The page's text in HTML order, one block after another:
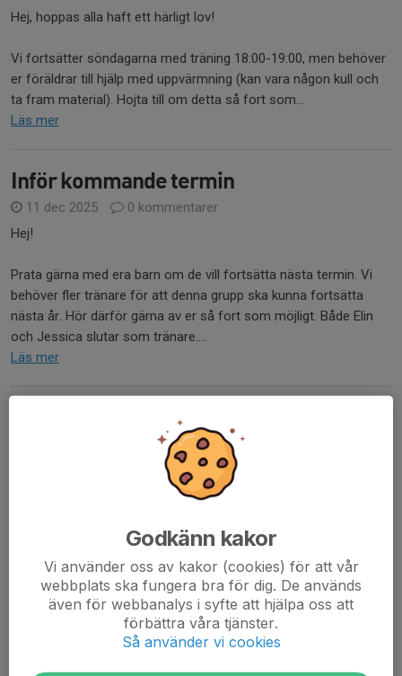
Hej, hoppas alla haft ett härligt lov!
Vi fortsätter söndagarna med träning 18:00-19:00, men behöver
er föräldrar till hjälp med uppvärmning (kan vara någon kull och
ta fram material). Hojta till om detta så fort som...
Läs mer
Inför kommande termin
11 dec 2025
0 kommentarer
Hej!
Prata gärna med era barn om de vill fortsätta nästa termin. Vi
behöver fler tränare för att denna grupp ska kunna fortsätta
nästa år. Hör därför gärna av er så fort som möjligt. Både Elin
och Jessica slutar som tränare....
Läs mer
0 kommentarer
Campus. Kom ihåg inneskor! Eftersom vi är väldigt få tränare
skulle vi på söndagar önska hjälp från förälder/föräldrar stötta.
Godkänn kakor
Vi använder oss av kakor (cookies) för att vår
webbplats ska fungera bra för dig. De används
även för webbanalys i syfte att hjälpa oss att
förbättra våra tjänster.
Så använder vi cookies